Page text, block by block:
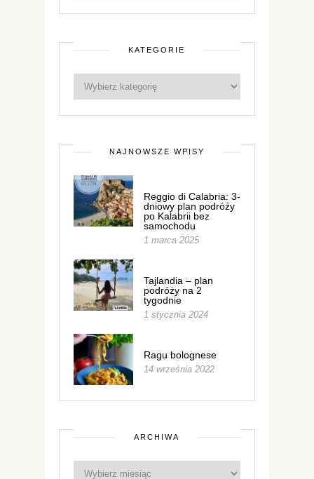
KATEGORIE
NAJNOWSZE WPISY
Reggio di Calabria: 3-
dniowy plan podróży
po Kalabrii bez
samochodu
1 marca 2025
Tajlandia – plan
podróży na 2
tygodnie
1 stycznia 2024
Ragu bolognese
14 września 2022
ARCHIWA